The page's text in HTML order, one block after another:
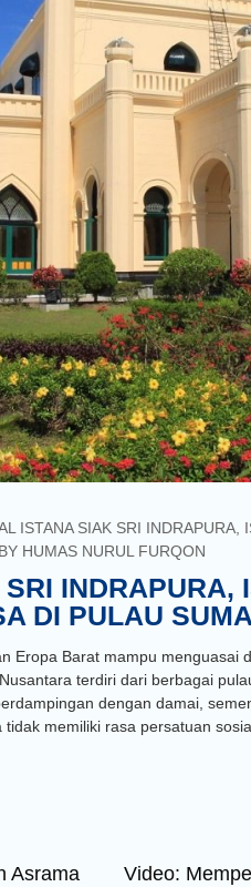
ISTANA SIAK SRI INDRAPURA,
BY HUMAS NURUL FURQON
DI PULAU
Eropa Barat mampu menguasai
terdiri dari berbagai
dengan damai,
memiliki rasa persatuan
Asrama
Video: